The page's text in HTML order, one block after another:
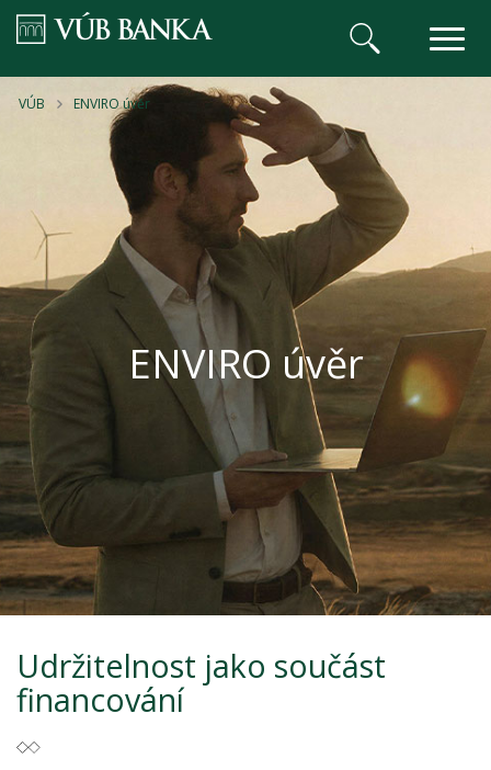
VÚB BANKA
VÚB ENVIRO úvěr
ENVIRO úvěr
Udržitelnost jako součást
financování